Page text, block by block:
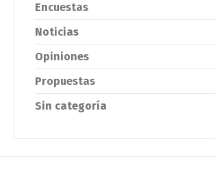
Encuestas
Noticias
Opiniones
Propuestas
Sin categoría